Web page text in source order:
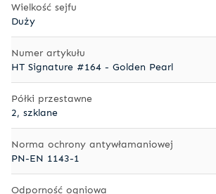
Wielkość sejfu
Duży
Numer artykułu
HT Signature #164 - Golden Pearl
Półki przestawne
2, szklane
Norma ochrony antywłamaniowej
PN-EN 1143-1
Odporność ogniowa